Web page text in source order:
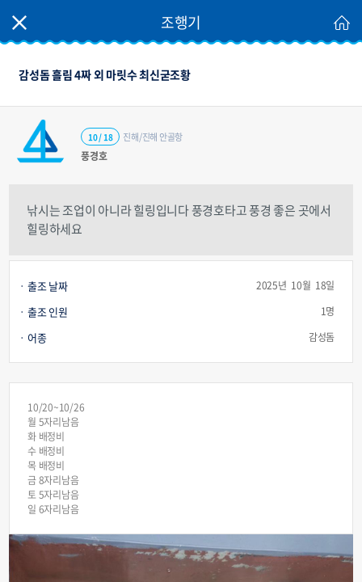
조행기
감성돔 흘림 4짜 외 마릿수 최신굳조황
풍경호
진해/진해 안골항
10 / 18
낚시는 조업이 아니라 힐링입니다 풍경호타고 풍경 좋은 곳에서
힐링하세요
출조 날짜 2025년 10월 18일
출조 인원 1명
어종 감성돔
10/20~10/26
월 5자리남음
화 배정비
수 배정비
목 배정비
금 8자리남음
토 5자리남음
일 6자리남음